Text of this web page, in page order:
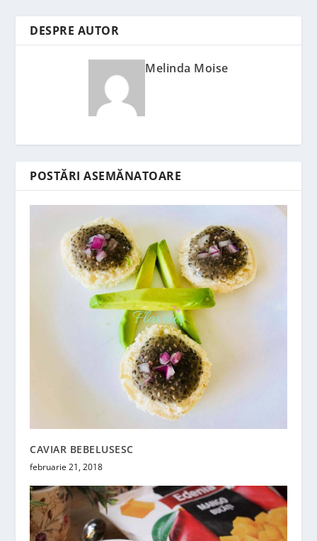
DESPRE AUTOR
Melinda Moise
POSTĂRI ASEMĂNATOARE
CAVIAR BEBELUSESC
februarie 21, 2018